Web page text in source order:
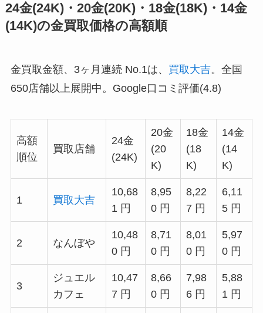
24金(24K)・20金(20K)・18金(18K)・14金
(14K)の金買取価格の高額順
金買取金額、3ヶ月連続 No.1は、 買取大吉。全国
650店舗以上展開中。Google口コミ評価(4.8)
高額
順位
買取店舗
24金
(24K)
20金
(20
K)
18金
(18
K)
14金
(14
K)
1 買取大吉
10,68
1 円
8,95
0 円
8,22
7 円
6,11
5 円
2 なんぼや
10,48
0 円
8,71
0 円
8,01
0 円
5,97
0 円
3
ジュエル
カフェ
10,47
7 円
8,66
0 円
7,98
6 円
5,88
1 円